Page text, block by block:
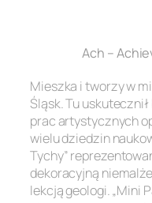
Ach –
Mieszka i tworzy w
Śląsk. Tu
prac artystycznych
wielu dziedzin
Tychy”
dekoracyjną
lekcją geologi. „Mini